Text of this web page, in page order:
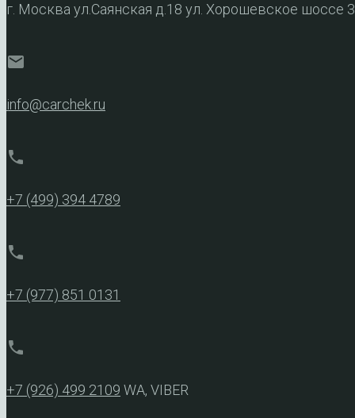
г. Москва ул.Саянская д.18 ул. Хорошевское шоссе
mail
info@carchek.ru
phone
+7 (499) 394 4789
phone
+7 (977) 851 0131
phone
+7 (926) 499 2109 WA, VIBER